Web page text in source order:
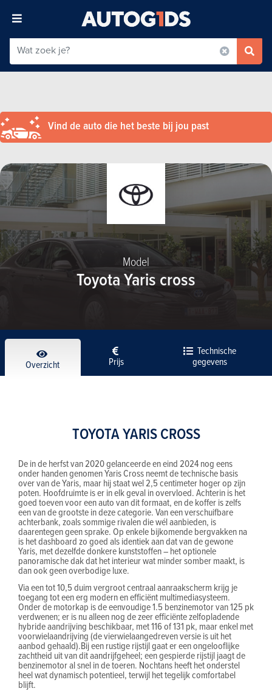
Vind de auto die het beste bij jou past
Model
Toyota Yaris cross
Overzicht Prijs
Technische
gegevens
TOYOTA YARIS CROSS
De in de herfst van 2020 gelanceerde en eind 2024 nog eens
onder handen genomen Yaris Cross neemt de technische basis
over van de Yaris, maar hij staat wel 2,5 centimeter hoger op zijn
poten. Hoofdruimte is er in elk geval in overvloed. Achterin is het
goed toeven voor een auto van dit formaat, en de koffer is zelfs
een van de grootste in deze categorie. Van een verschuifbare
achterbank, zoals sommige rivalen die wél aanbieden, is
daarentegen geen sprake. Op enkele bijkomende bergvakken na
is het dashboard zo goed als identiek aan dat van de gewone
Yaris, met dezelfde donkere kunststoffen – het optionele
panoramische dak dat het interieur wat minder somber maakt, is
dan ook geen overbodige luxe.
Via een tot 10,5 duim vergroot centraal aanraakscherm krijg je
toegang tot een erg modern en efficiënt multimediasysteem.
Onder de motorkap is de eenvoudige 1.5 benzinemotor van 125 pk
verdwenen; er is nu alleen nog de zeer efficiënte zelfopladende
hybride aandrijving beschikbaar, met 116 of 131 pk, maar enkel met
voorwielaandrijving (de vierwielaangedreven versie is uit het
aanbod gehaald).Bij een rustige rijstijl gaat er een ongelooflijke
zachtheid uit van dit aandrijfgeheel; een gespierde rijstijl jaagt de
benzinemotor al snel in de toeren. Nochtans heeft het onderstel
heel wat dynamisch potentieel, terwijl het tegelijk comfortabel
blijft.